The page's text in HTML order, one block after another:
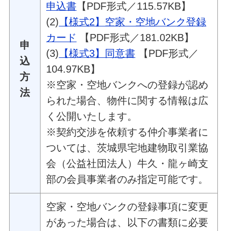
申
込
方
法
申込書 【PDF形式／115.57KB】
(2) 【様式2】空家・空地バンク登録
カード 【PDF形式／181.02KB】
(3) 【様式3】同意書 【PDF形式／
104.97KB】
※空家・空地バンクへの登録が認め
られた場合、物件に関する情報は広
く公開いたします。
※契約交渉を依頼する仲介事業者に
ついては、茨城県宅地建物取引業協
会（公益社団法人）牛久・龍ヶ崎支
部の会員事業者のみ指定可能です。
空家・空地バンクの登録事項に変更
があった場合は、以下の書類に必要